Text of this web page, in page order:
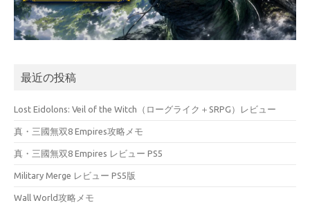
最近の投稿
Lost Eidolons: Veil of the Witch（ローグライク＋SRPG）レビュー
真・三國無双8 Empires攻略メモ
真・三國無双8 Empires レビュー PS5
Military Merge レビュー PS5版
Wall World攻略メモ